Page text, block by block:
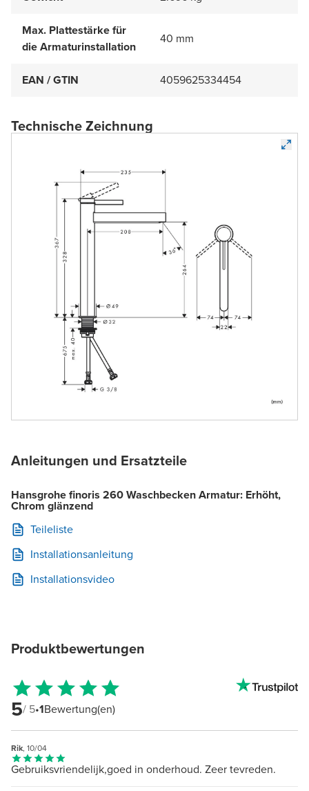
Max. Plattestärke für
die Armaturinstallation
40 mm
EAN / GTIN 4059625334454
Technische Zeichnung
Anleitungen und Ersatzteile
Hansgrohe finoris 260 Waschbecken Armatur: Erhöht,
Chrom glänzend
Teileliste
Installationsanleitung
Installationsvideo
Produktbewertungen
5/ 5•1Bewertung(en)
Rik, 10/04
Gebruiksvriendelijk,goed in onderhoud. Zeer tevreden.